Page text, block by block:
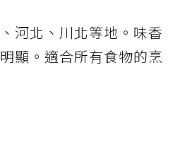
河北、川北等地。味香
顯。適合所有食物的烹